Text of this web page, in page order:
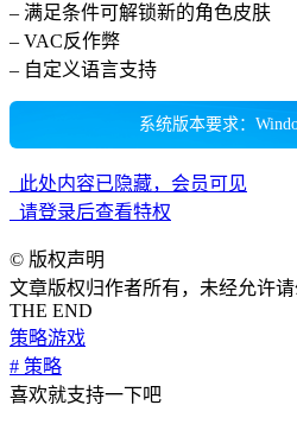
– 满足条件可解锁新的角色皮肤
– VAC反作弊
– 自定义语言支持
系统版本要求：
此处内容已隐藏，会员可见
请登录后查看特权
© 版权声明
文章版权归作者所有，未经允许请
THE END
策略游戏
# 策略
喜欢就支持一下吧